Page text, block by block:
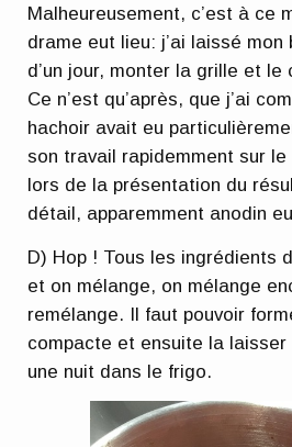
Malheureusement, c’est à ce
drame eut lieu: j’ai laissé mon
d’un jour, monter la grille et le
Ce n’est qu’après, que j’ai
hachoir avait eu
son travail rapidemment sur
lors de la présentation du
détail, apparemment anodin
D) Hop ! Tous les ingrédients
et on mélange, on mélange
remélange. Il faut pouvoir
compacte et ensuite la laisser
une nuit dans le frigo.